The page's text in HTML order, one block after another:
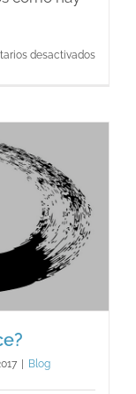
desactivadosen
| Blog